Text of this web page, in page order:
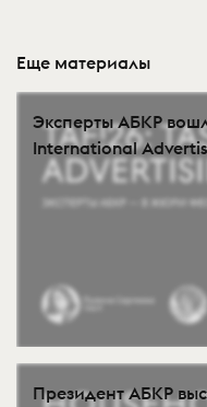
Еще материалы
Эксперты АБКР
International
Президент АБКР